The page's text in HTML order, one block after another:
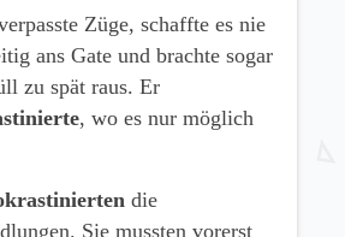
Züge, schaffte es nie
ans Gate und brachte sogar
zu spät raus. Er
, wo es nur möglich
die
Sie mussten vorerst